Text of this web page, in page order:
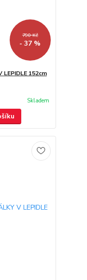
790 Kč
- 37 %
LEPIDLE 152cm
Skladem